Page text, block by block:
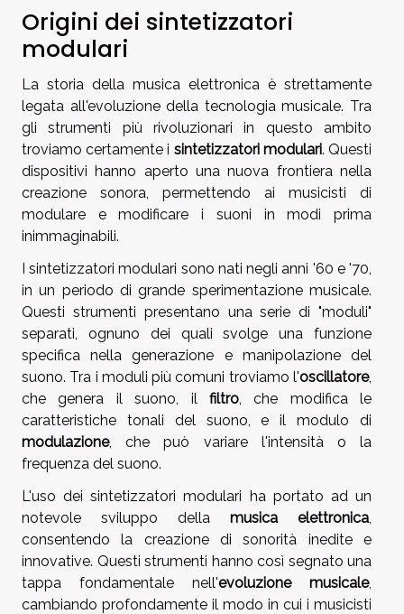
Origini dei sintetizzatori
modulari
La storia della musica elettronica è strettamente
legata all'evoluzione della tecnologia musicale. Tra
gli strumenti più rivoluzionari in questo ambito
troviamo certamente i sintetizzatori modulari. Questi
dispositivi hanno aperto una nuova frontiera nella
creazione sonora, permettendo ai musicisti di
modulare e modificare i suoni in modi prima
inimmaginabili.
I sintetizzatori modulari sono nati negli anni '60 e '70,
in un periodo di grande sperimentazione musicale.
Questi strumenti presentano una serie di "moduli"
separati, ognuno dei quali svolge una funzione
specifica nella generazione e manipolazione del
suono. Tra i moduli più comuni troviamo l'oscillatore,
che genera il suono, il filtro, che modifica le
caratteristiche tonali del suono, e il modulo di
modulazione, che può variare l'intensità o la
frequenza del suono.
L'uso dei sintetizzatori modulari ha portato ad un
notevole sviluppo della musica elettronica,
consentendo la creazione di sonorità inedite e
innovative. Questi strumenti hanno così segnato una
tappa fondamentale nell'evoluzione musicale,
cambiando profondamente il modo in cui i musicisti